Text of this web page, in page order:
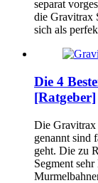
separat
die Gravitrax
sich als
Die 4
[Ratgeber]
Die Gravitrax
genannt sind
geht. Die zu
Segment